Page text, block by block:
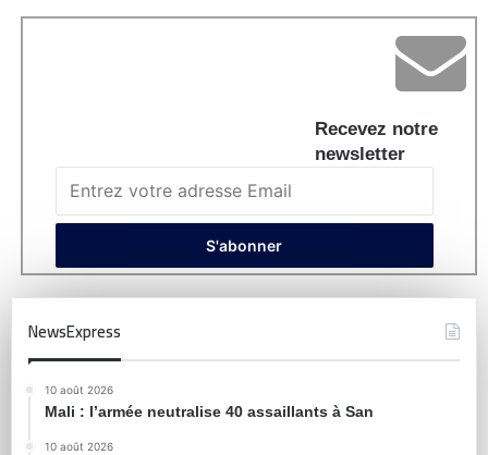
Recevez notre
newsletter
NewsExpress
10 août 2026
Mali : l’armée neutralise 40 assaillants à San
10 août 2026